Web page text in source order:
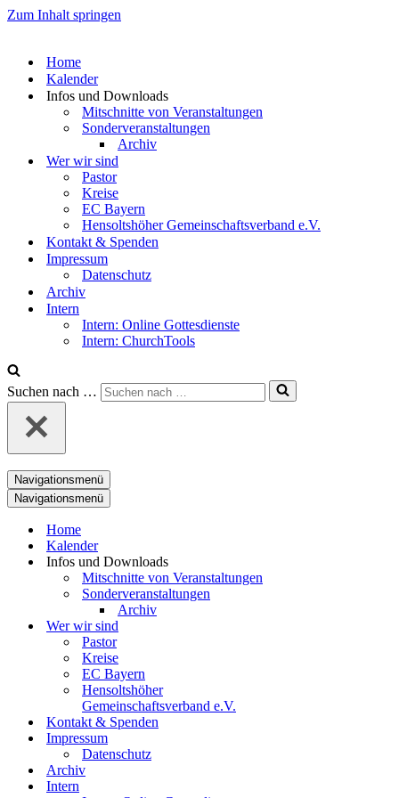
Zum Inhalt springen
Home
Kalender
Infos und Downloads
Mitschnitte von Veranstaltungen
Sonderveranstaltungen
Archiv
Wer wir sind
Pastor
Kreise
EC Bayern
Hensoltshöher Gemeinschaftsverband e.V.
Kontakt & Spenden
Impressum
Datenschutz
Archiv
Intern
Intern: Online Gottesdienste
Intern: ChurchTools
Suchen nach …
Navigationsmenü
Navigationsmenü
Home
Kalender
Infos und Downloads
Mitschnitte von Veranstaltungen
Sonderveranstaltungen
Archiv
Wer wir sind
Pastor
Kreise
EC Bayern
Hensoltshöher
Gemeinschaftsverband e.V.
Kontakt & Spenden
Impressum
Datenschutz
Archiv
Intern